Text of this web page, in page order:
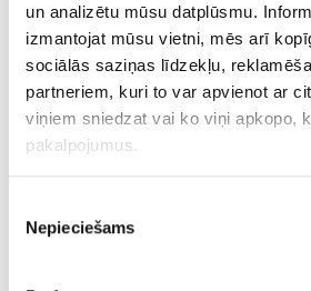
un analizētu mūsu datplūsmu.
izmantojat mūsu vietni, mēs arī
sociālās saziņas līdzekļu,
partneriem, kuri to var apvienot ar
viņiem sniedzat vai ko viņi apkopo,
pakalpojumus.
izvēle
Nepieciešams
Melna dušu stikla sienu
furnitūra